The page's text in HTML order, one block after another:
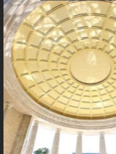
7
Vĩnh Cửu
Tượng